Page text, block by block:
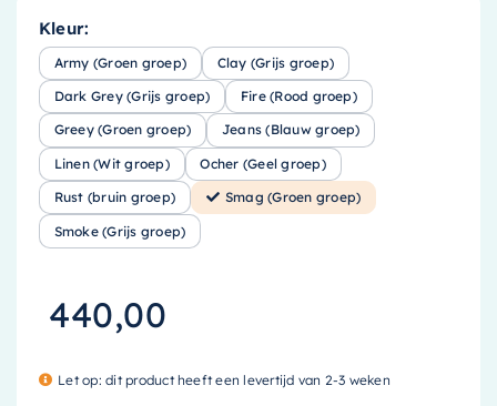
Kleur:
Army (Groen groep) Clay (Grijs groep)
Dark Grey (Grijs groep) Fire (Rood groep)
Greey (Groen groep) Jeans (Blauw groep)
Linen (Wit groep) Ocher (Geel groep)
Rust (bruin groep) Smag (Groen groep)
Smoke (Grijs groep)
440,00
Let op: dit product heeft een levertijd van 2-3 weken